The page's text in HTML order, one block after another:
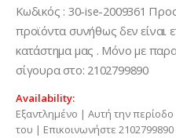
Κωδικός : 30-ise-2009361
προϊόντα συνήθως δεν είναι
κατάστημα μας . Μόνο με
σίγουρα στο: 2102799890
Availability:
Εξαντλημένο | Αυτή την
του | Επικοινωνήστε